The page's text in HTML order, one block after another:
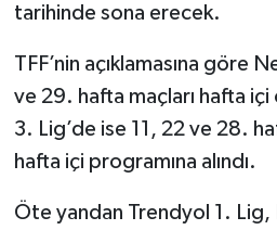
tarihinde sona erecek.
TFF’nin açıklamasına göre
ve 29. hafta maçları hafta
3. Lig’de ise 11, 22 ve 28.
hafta içi programına alındı.
Öte yandan Trendyol 1. Lig,